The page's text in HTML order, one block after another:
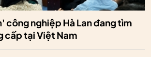
công nghiệp Hà Lan đang tìm
cấp tại Việt Nam